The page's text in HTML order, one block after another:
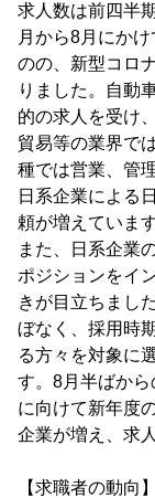
求人数は前四半
月から8月にか
のの、新型コロ
りました。自動
的の求人を受け
貿易等の業界で
種では営業、管
日系企業による
頼が増えています
また、日系企業
ポジションをイ
きが目立ちまし
ぼなく、採用時
る方々を対象に
す。8月半ばか
に向けて新年度
企業が増え、求
【求職者の動向】